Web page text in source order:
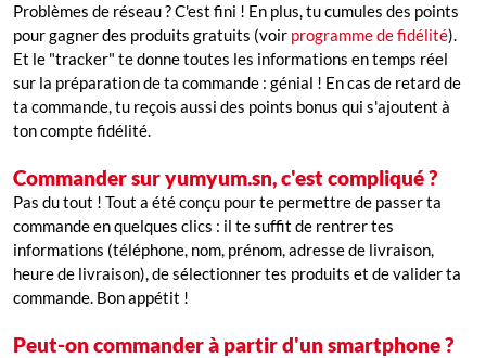
Problèmes de réseau ? C'est fini ! En plus, tu cumules des points
pour gagner des produits gratuits (voir programme de fidélité).
Et le "tracker" te donne toutes les informations en temps réel
sur la préparation de ta commande : génial ! En cas de retard de
ta commande, tu reçois aussi des points bonus qui s'ajoutent à
ton compte fidélité.
Commander sur yumyum.sn, c'est compliqué ?
Pas du tout ! Tout a été conçu pour te permettre de passer ta
commande en quelques clics : il te suffit de rentrer tes
informations (téléphone, nom, prénom, adresse de livraison,
heure de livraison), de sélectionner tes produits et de valider ta
commande. Bon appétit !
Peut-on commander à partir d'un smartphone ?